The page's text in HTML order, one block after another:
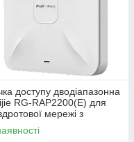
доступу дводіапазонна
RG-RAP2200(E) для
мережі з
через Ruijie
та підтримкою до 1267